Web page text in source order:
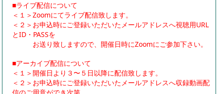
■ライブ配信について
＜１＞Zoomにてライブ配信致します。
＜２＞お申込時にご登録いただいたメールアドレスへ視聴用URL
とID・PASSを
お送り致しますので、開催日時にZoomにご参加下さい。
■アーカイブ配信について
＜１＞開催日より３〜５日以降に配信致します。
＜２＞お申込時にご登録いただいたメールアドレスへ収録動画配